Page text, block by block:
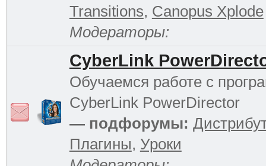
Transitions, Canopus Xplode
Модераторы:
CyberLink
Обучаемся работе с
CyberLink PowerDirector
— подфорумы:
Плагины, Уроки